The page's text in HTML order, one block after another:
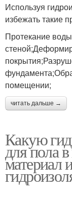
Используя
избежать такие
Протекание
помещении;
читать дальше →
Какую
для пола
материал